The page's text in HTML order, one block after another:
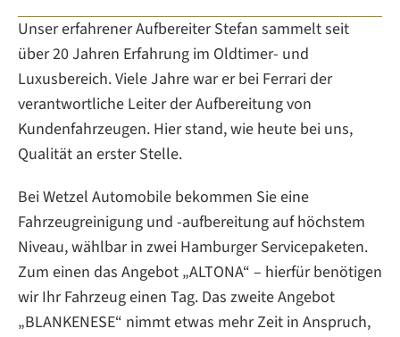
Unser erfahrener Aufbereiter Stefan sammelt seit
über 20 Jahren Erfahrung im Oldtimer- und
Luxusbereich. Viele Jahre war er bei Ferrari der
verantwortliche Leiter der Aufbereitung von
Kundenfahrzeugen. Hier stand, wie heute bei uns,
Qualität an erster Stelle.
Bei Wetzel Automobile bekommen Sie eine
Fahrzeugreinigung und -aufbereitung auf höchstem
Niveau, wählbar in zwei Hamburger Servicepaketen.
Zum einen das Angebot „ALTONA“ – hierfür benötigen
wir Ihr Fahrzeug einen Tag. Das zweite Angebot
„BLANKENESE“ nimmt etwas mehr Zeit in Anspruch,